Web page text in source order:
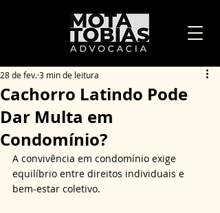
Cachorro Latindo Pode
Dar Multa em
Condomínio?
28 de fev.3 min de leitura
A convivência em condomínio exige
equilíbrio entre direitos individuais e
bem-estar coletivo.